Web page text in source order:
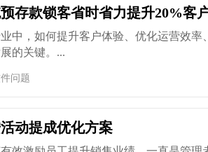
存款锁客省时省力提升20%客
中，如何提升客户体验、优化运营效率
的关键。...
问题
动提成优化方案